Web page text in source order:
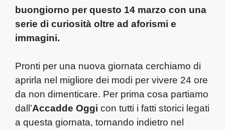
buongiorno per questo 14 marzo con una
serie di curiosità oltre ad aforismi e
immagini.
Pronti per una nuova giornata cerchiamo di
aprirla nel migliore dei modi per vivere 24 ore
da non dimenticare. Per prima cosa partiamo
dall’Accadde Oggi con tutti i fatti storici legati
a questa giornata, tornando indietro nel